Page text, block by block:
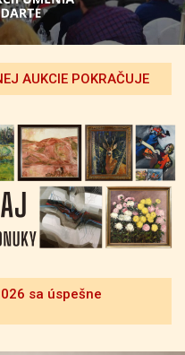
AUKCIE POKRAČUJE
sa úspešne